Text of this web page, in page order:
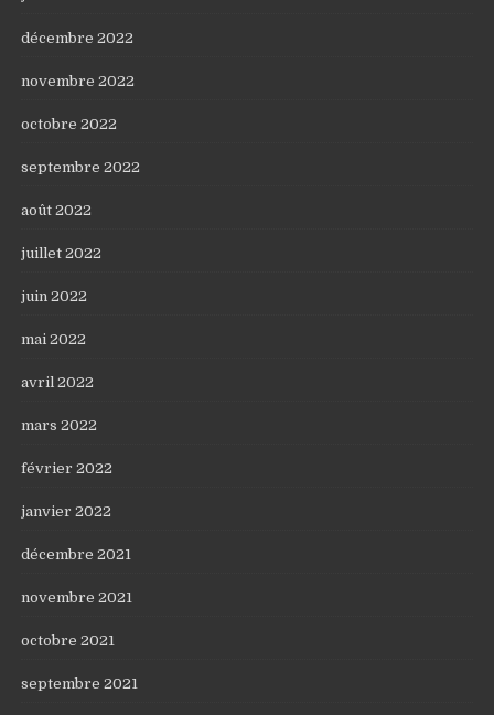
décembre 2022
novembre 2022
octobre 2022
septembre 2022
août 2022
juillet 2022
juin 2022
mai 2022
avril 2022
mars 2022
février 2022
janvier 2022
décembre 2021
novembre 2021
octobre 2021
septembre 2021